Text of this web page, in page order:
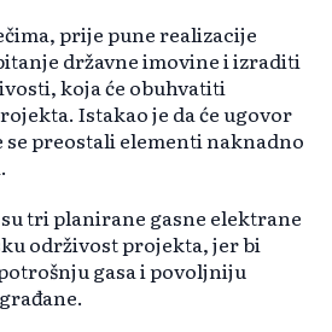
prije pune realizacije
državne imovine i izraditi
koja će obuhvatiti
Istakao je da će ugovor
preostali elementi naknadno
tri planirane gasne elektrane
održivost projekta, jer bi
gasa i povoljniju